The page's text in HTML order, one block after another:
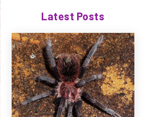
Latest Posts